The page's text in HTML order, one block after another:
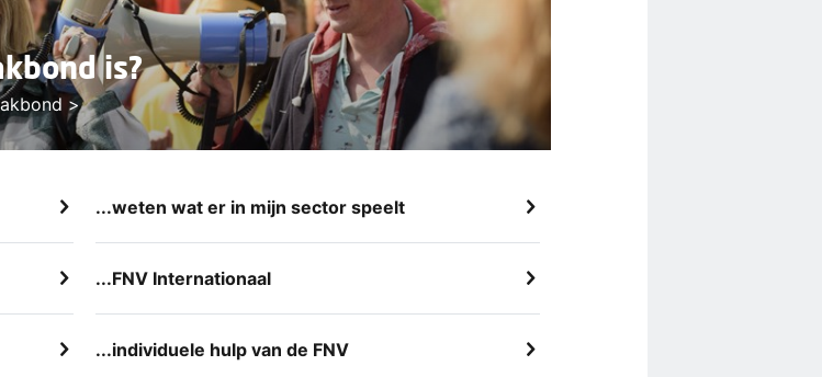
is?
>
...weten wat er in mijn sector speelt
...FNV Internationaal
...individuele hulp van de FNV